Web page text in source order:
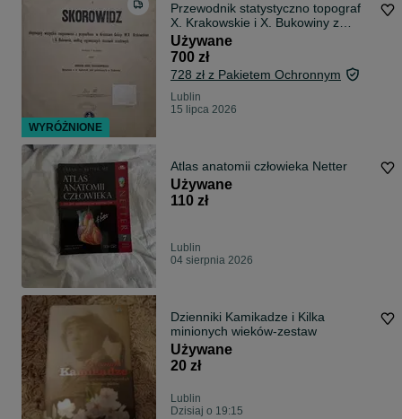
Przewodnik statystyczno topograf
X. Krakowskie i X. Bukowiny z
1872r
Używane
700 zł
728 zł z Pakietem Ochronnym
Lublin
15 lipca 2026
Atlas anatomii człowieka Netter
Używane
110 zł
Lublin
04 sierpnia 2026
Dzienniki Kamikadze i Kilka
minionych wieków-zestaw
Używane
20 zł
Lublin
Dzisiaj o 19:15
WYRÓŻNIONE